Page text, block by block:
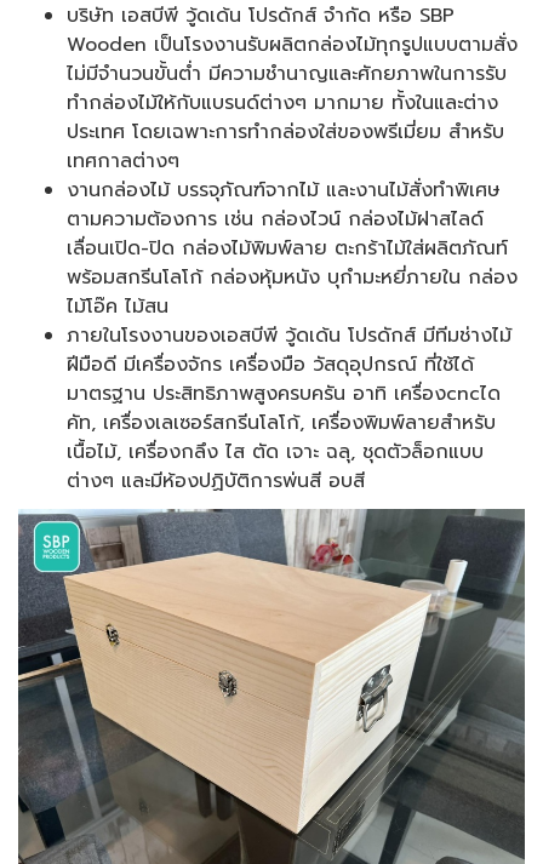
บริษัท เอสบีพี วู้ดเด้น โปรดักส์ จำกัด หรือ SBP
Wooden เป็นโรงงานรับผลิตกล่องไม้ทุกรูปแบบตามสั่ง
ไม่มีจำนวนขั้นต่ำ มีความชำนาญและศักยภาพในการรับ
ทำกล่องไม้ให้กับแบรนด์ต่างๆ มากมาย ทั้งในและต่าง
ประเทศ โดยเฉพาะการทำกล่องใส่ของพรีเมี่ยม สำหรับ
เทศกาลต่างๆ
งานกล่องไม้ บรรจุภัณฑ์จากไม้ และงานไม้สั่งทำพิเศษ
ตามความต้องการ เช่น กล่องไวน์ กล่องไม้ฝาสไลด์
เลื่อนเปิด-ปิด กล่องไม้พิมพ์ลาย ตะกร้าไม้ใส่ผลิตภัณท์
พร้อมสกรีนโลโก้ กล่องหุ้มหนัง บุกำมะหยี่ภายใน กล่อง
ไม้โอ๊ค ไม้สน
ภายในโรงงานของเอสบีพี วู้ดเด้น โปรดักส์ มีทีมช่างไม้
ฝีมือดี มีเครื่องจักร เครื่องมือ วัสดุอุปกรณ์ ที่ใช้ได้
มาตรฐาน ประสิทธิภาพสูงครบครัน อาทิ เครื่องcncได
คัท, เครื่องเลเซอร์สกรีนโลโก้, เครื่องพิมพ์ลายสำหรับ
เนื้อไม้, เครื่องกลึง ไส ตัด เจาะ ฉลุ, ชุดตัวล็อกแบบ
ต่างๆ และมีห้องปฏิบัติการพ่นสี อบสี